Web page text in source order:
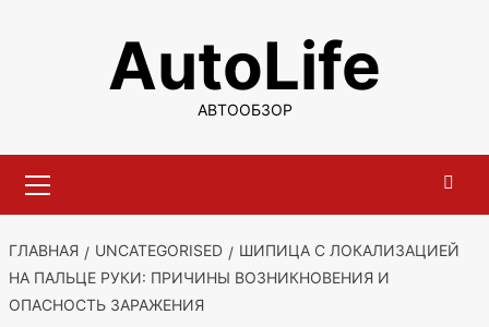
содержимомуAutoLife
АВТООБЗОР
меню
ГЛАВНАЯ UNCATEGORISED
ШИПИЦА С ЛОКАЛИЗАЦИЕЙ
НА ПАЛЬЦЕ РУКИ: ПРИЧИНЫ ВОЗНИКНОВЕНИЯ И
ОПАСНОСТЬ ЗАРАЖЕНИЯ